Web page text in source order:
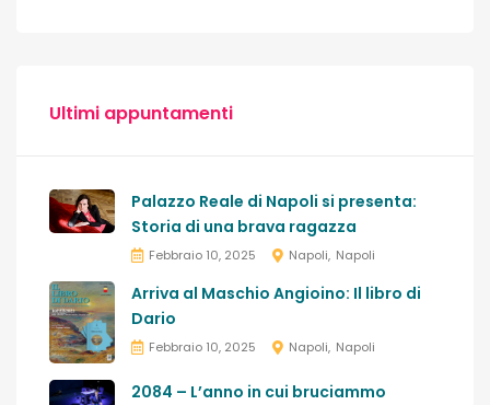
Ultimi appuntamenti
Palazzo Reale di Napoli si presenta:
Storia di una brava ragazza
Febbraio 10, 2025 Napoli Napoli
Arriva al Maschio Angioino: Il libro di
Dario
Febbraio 10, 2025 Napoli Napoli
2084 – L’anno in cui bruciammo